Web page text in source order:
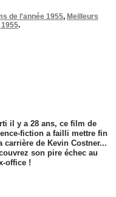
de l'année 1955, Meilleurs
.
il y a 28 ans, ce film de
fiction a failli mettre fin
carrière de Kevin Costner...
son pire échec au
office !